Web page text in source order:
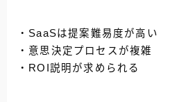
・SaaSは提案難易度が高い
・意思決定プロセスが複雑
・ROI説明が求められる